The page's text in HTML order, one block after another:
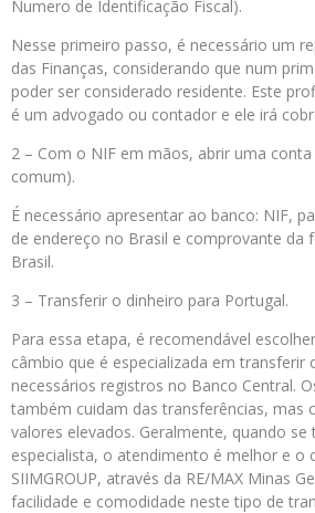
Numero de Identificação Fiscal).
Nesse primeiro passo, é necessário um
das Finanças, considerando que num
poder ser considerado residente. Este
é um advogado ou contador e ele irá
2 – Com o NIF em mãos, abrir uma
comum).
É necessário apresentar ao banco: NIF,
de endereço no Brasil e comprovante da
Brasil.
3 – Transferir o dinheiro para Portugal.
Para essa etapa, é recomendável
câmbio que é especializada em transferir
necessários registros no Banco Central.
também cuidam das transferências, mas
valores elevados. Geralmente, quando
especialista, o atendimento é melhor e o
SIIMGROUP, através da RE/MAX Minas
facilidade e comodidade neste tipo de